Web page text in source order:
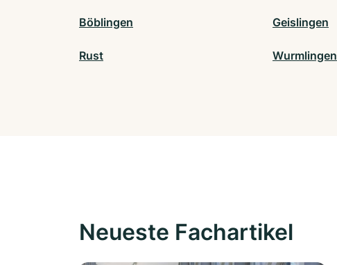
Böblingen Geislingen
Rust Wurmlingen
Neueste Fachartikel